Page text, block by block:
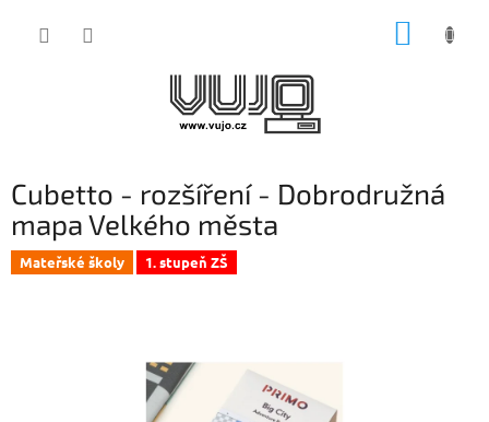
Cubetto - rozšíření - Dobrodružná
mapa Velkého města
Mateřské školy 1. stupeň ZŠ